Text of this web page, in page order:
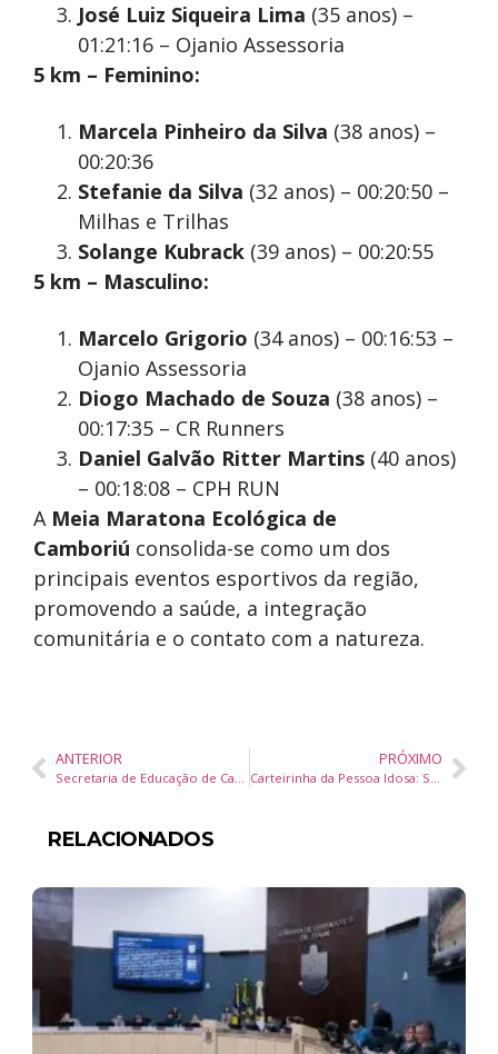
José Luiz Siqueira Lima (35 anos) –
01:21:16 – Ojanio Assessoria
5 km – Feminino:
Marcela Pinheiro da Silva (38 anos) –
00:20:36
Stefanie da Silva (32 anos) – 00:20:50 –
Milhas e Trilhas
Solange Kubrack (39 anos) – 00:20:55
5 km – Masculino:
Marcelo Grigorio (34 anos) – 00:16:53 –
Ojanio Assessoria
Diogo Machado de Souza (38 anos) –
00:17:35 – CR Runners
Daniel Galvão Ritter Martins (40 anos)
– 00:18:08 – CPH RUN
A Meia Maratona Ecológica de
Camboriú consolida-se como um dos
principais eventos esportivos da região,
promovendo a saúde, a integração
comunitária e o contato com a natureza.
ANTERIOR
Secretaria de Educação de Camboriú Entrega Kits de Materiais Escolares na Escola Vergílio Rodrigues Pereira
PRÓXIMO
Carteirinha da Pessoa Idosa: Saiba Como Solicitar em Balneário Camboriú
RELACIONADOS